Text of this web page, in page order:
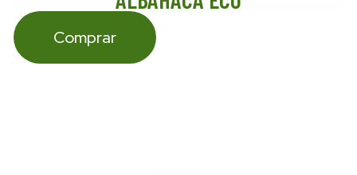
Comprar